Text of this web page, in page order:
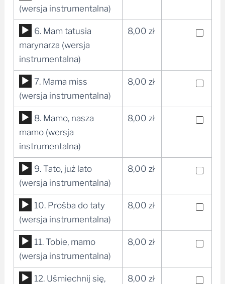
plików
dźwiękowych
(wersja instrumentalna)
Odtwarzacz
plików
dźwiękowych
6. Mam tatusia
marynarza (wersja
instrumentalna)
8,00 zł
Odtwarzacz
plików
dźwiękowych
7. Mama miss
(wersja instrumentalna)
8,00 zł
Odtwarzacz
plików
dźwiękowych
8. Mamo, nasza
mamo (wersja
instrumentalna)
8,00 zł
Odtwarzacz
plików
dźwiękowych
9. Tato, już lato
(wersja instrumentalna)
8,00 zł
Odtwarzacz
plików
dźwiękowych
10. Prośba do taty
(wersja instrumentalna)
8,00 zł
Odtwarzacz
plików
dźwiękowych
11. Tobie, mamo
(wersja instrumentalna)
8,00 zł
Odtwarzacz
12. Uśmiechnij się,
8,00 zł